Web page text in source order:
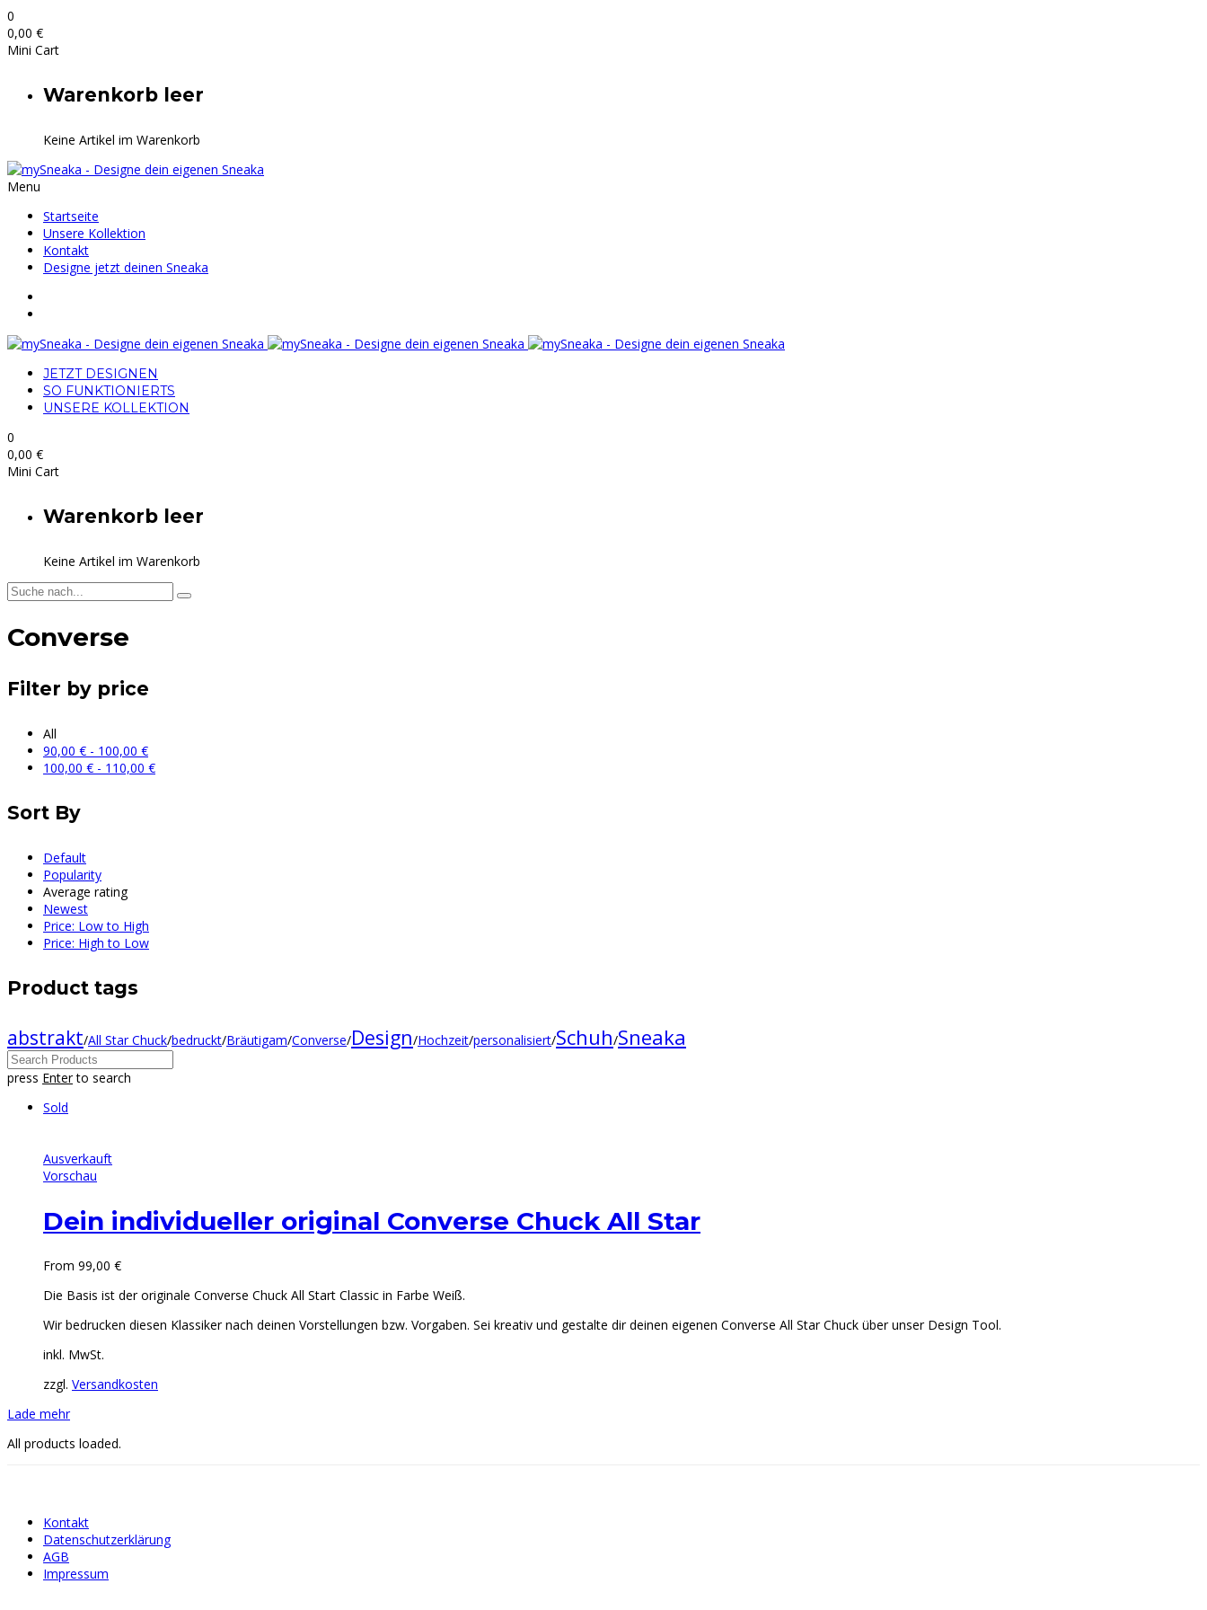
0
0,00 €
Mini Cart
Warenkorb leer
Keine Artikel im Warenkorb
Menu
Startseite
Unsere Kollektion
Kontakt
Designe jetzt deinen Sneaka
JETZT DESIGNEN
SO FUNKTIONIERTS
UNSERE KOLLEKTION
0
0,00 €
Mini Cart
Warenkorb leer
Keine Artikel im Warenkorb
Converse
Filter by price
All
90,00 € - 100,00 €
100,00 € - 110,00 €
Sort By
Default
Popularity
Average rating
Newest
Price: Low to High
Price: High to Low
Product tags
abstrakt/All Star Chuck/bedruckt/Bräutigam/Converse/Design/Hochzeit/personalisiert/Schuh/Sneaka
press Enterto search
Sold
Ausverkauft
Vorschau
Dein individueller original Converse Chuck All Star
From 99,00 €
Die Basis ist der originale Converse Chuck All Start Classic in Farbe Weiß.
Wir bedrucken diesen Klassiker nach deinen Vorstellungen bzw. Vorgaben. Sei kreativ und gestalte dir deinen eigenen Converse All Star Chuck über unser Design Tool.
inkl. MwSt.
zzgl. Versandkosten
Lade mehr
All products loaded.
Kontakt
Datenschutzerklärung
AGB
Impressum